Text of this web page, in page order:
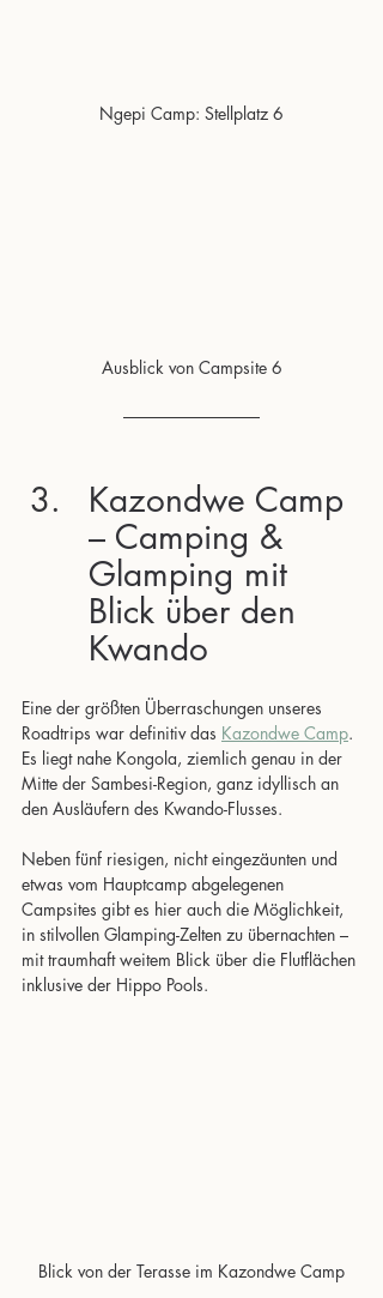
Ngepi Camp: Stellplatz 6
Ausblick von Campsite 6
Kazondwe Camp
– Camping &
Glamping mit
Blick über den
Kwando
Eine der größten Überraschungen unseres
Roadtrips war definitiv das Kazondwe Camp.
Es liegt nahe Kongola, ziemlich genau in der
Mitte der Sambesi-Region, ganz idyllisch an
den Ausläufern des Kwando-Flusses.
Neben fünf riesigen, nicht eingezäunten und
etwas vom Hauptcamp abgelegenen
Campsites gibt es hier auch die Möglichkeit,
in stilvollen Glamping-Zelten zu übernachten –
mit traumhaft weitem Blick über die Flutflächen
inklusive der Hippo Pools.
Blick von der Terasse im Kazondwe Camp